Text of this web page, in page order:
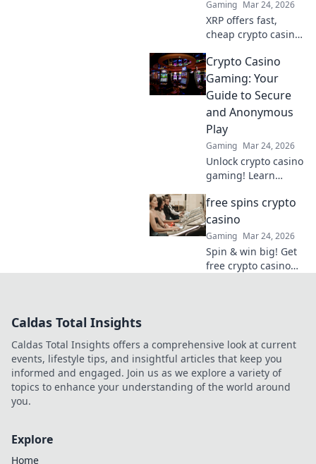
Gaming Mar 24, 2026
XRP offers fast,
cheap crypto casino
it's smarter than
Bitcoin for your
gaming. Play
smarter, win bigger!
Crypto Casino
Gaming: Your
Guide to Secure
and Anonymous
Play
Gaming Mar 24, 2026
Unlock crypto casino
gaming! Learn
play, find top sites.
Your guide to the
future of online
casinos.
free spins crypto
casino
Gaming Mar 24, 2026
Spin & win big! Get
free crypto casino
Caldas Total Insights
Caldas Total Insights offers a comprehensive look at current
events, lifestyle tips, and insightful articles that keep you
informed and engaged. Join us as we explore a variety of
topics to enhance your understanding of the world around
you.
Explore
Home